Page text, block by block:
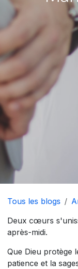
Tous les blogs
Deux cœurs
après-midi.
Que Dieu protège
patience et la